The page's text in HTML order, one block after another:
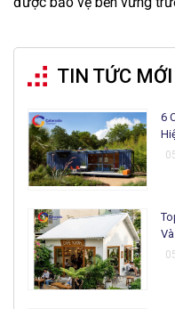
TIN TỨC MỚI
6